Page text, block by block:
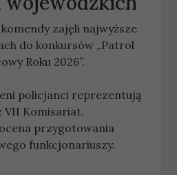
zajęli najwyższe
do konkursów „Patrol
Roku 2026”.
policjanci reprezentują
VII Komisariat.
przygotowania
funkcjonariuszy.